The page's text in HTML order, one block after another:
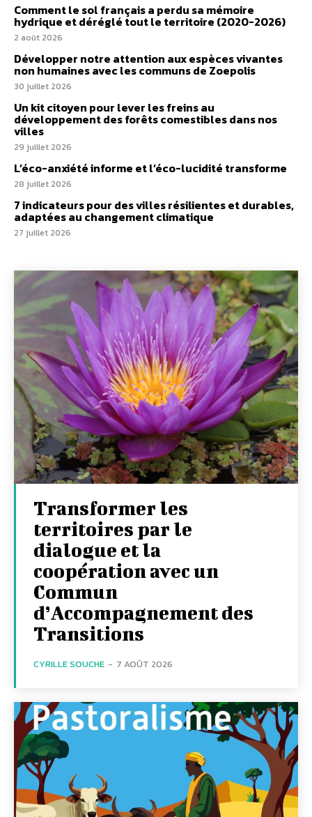
Comment le sol français a perdu sa mémoire
hydrique et déréglé tout le territoire (2020-2026)
2 août 2026
Développer notre attention aux espèces vivantes
non humaines avec les communs de Zoepolis
30 juillet 2026
Un kit citoyen pour lever les freins au
développement des forêts comestibles dans nos
villes
29 juillet 2026
L’éco-anxiété informe et l’éco-lucidité transforme
28 juillet 2026
7 indicateurs pour des villes résilientes et durables,
adaptées au changement climatique
27 juillet 2026
Transformer les
territoires par le
dialogue et la
coopération avec un
Commun
d’Accompagnement des
Transitions
CYRILLE SOUCHE - 7 AOÛT 2026